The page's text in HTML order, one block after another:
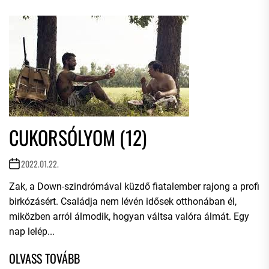
CUKORSÓLYOM (12)
2022.01.22.
Zak, a Down-szindrómával küzdő fiatalember rajong a profi
birkózásért. Családja nem lévén idősek otthonában él,
miközben arról álmodik, hogyan váltsa valóra álmát. Egy
nap lelép...